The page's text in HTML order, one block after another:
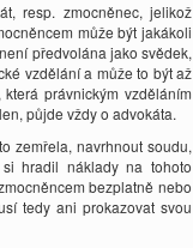
resp. zmocněnec, jelikož
může být jakákoli
předvolána jako svědek,
vzdělání a může to být až
právnickým vzděláním
půjde vždy o advokáta.
zemřela, navrhnout soudu,
hradil náklady na tohoto
bezplatně nebo
tedy ani prokazovat svou